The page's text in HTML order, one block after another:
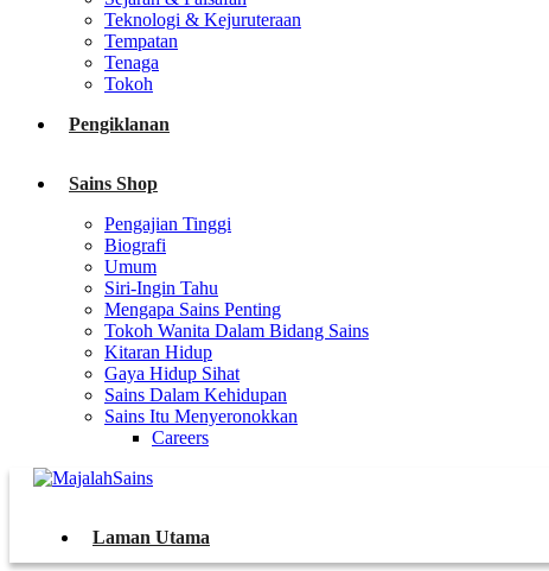
Teknologi & Kejuruteraan
Tempatan
Tenaga
Tokoh
Pengiklanan
Sains Shop
Pengajian Tinggi
Biografi
Umum
Siri-Ingin Tahu
Mengapa Sains Penting
Tokoh Wanita Dalam Bidang Sains
Kitaran Hidup
Gaya Hidup Sihat
Sains Dalam Kehidupan
Sains Itu Menyeronokkan
Careers
Laman Utama